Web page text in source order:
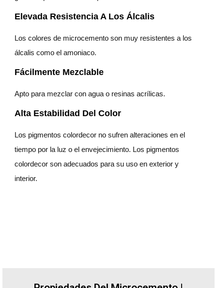
Elevada Resistencia A Los Álcalis
Los colores de microcemento son muy resistentes a los
álcalis como el amoniaco.
Fácilmente Mezclable
Apto para mezclar con agua o resinas acrílicas.
Alta Estabilidad Del Color
Los pigmentos colordecor no sufren alteraciones en el
tiempo por la luz o el envejecimiento. Los pigmentos
colordecor son adecuados para su uso en exterior y
interior.